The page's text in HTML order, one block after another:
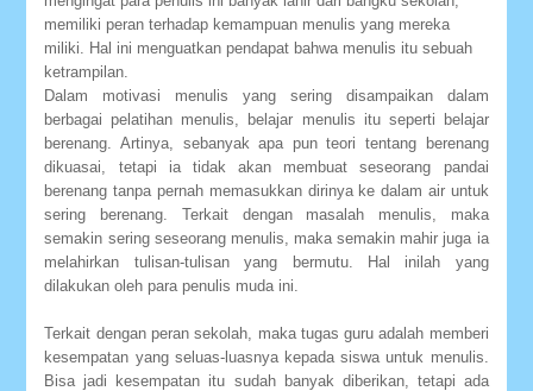
memiliki peran terhadap kemampuan menulis yang mereka
miliki. Hal ini menguatkan pendapat bahwa menulis itu sebuah
ketrampilan.
Dalam motivasi menulis yang sering disampaikan dalam
berbagai pelatihan menulis, belajar menulis itu seperti belajar
berenang. Artinya, sebanyak apa pun teori tentang berenang
dikuasai, tetapi ia tidak akan membuat seseorang pandai
berenang tanpa pernah memasukkan dirinya ke dalam air untuk
sering berenang. Terkait dengan masalah menulis, maka
semakin sering seseorang menulis, maka semakin mahir juga ia
melahirkan tulisan-tulisan yang bermutu. Hal inilah yang
dilakukan oleh para penulis muda ini.
Terkait dengan peran sekolah, maka tugas guru adalah memberi
kesempatan yang seluas-luasnya kepada siswa untuk menulis.
Bisa jadi kesempatan itu sudah banyak diberikan, tetapi ada